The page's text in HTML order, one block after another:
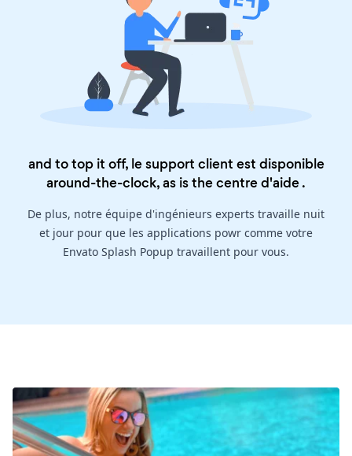
and to top it off, le support client est disponible
around-the-clock, as is thecentre d'aide.
De plus, notre équipe d'ingénieurs experts travaille nuit
et jour pour que les applications powr comme votre
Envato Splash Popup travaillent pour vous.